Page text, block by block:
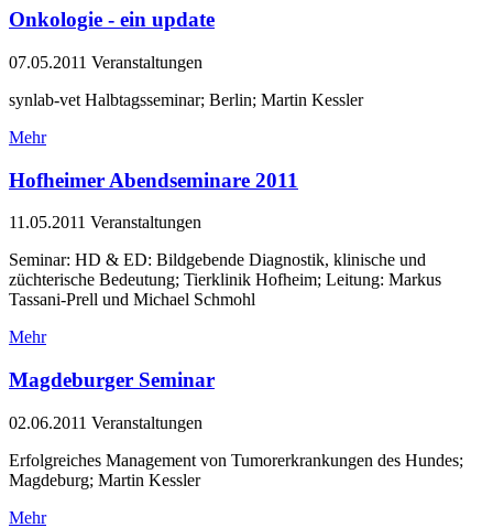
Onkologie - ein update
07.05.2011 Veranstaltungen
synlab-vet Halbtagsseminar; Berlin; Martin Kessler
Mehr
Hofheimer Abendseminare 2011
11.05.2011 Veranstaltungen
Seminar: HD & ED: Bildgebende Diagnostik, klinische und
züchterische Bedeutung; Tierklinik Hofheim; Leitung: Markus
Tassani-Prell und Michael Schmohl
Mehr
Magdeburger Seminar
02.06.2011 Veranstaltungen
Erfolgreiches Management von Tumorerkrankungen des Hundes;
Magdeburg; Martin Kessler
Mehr